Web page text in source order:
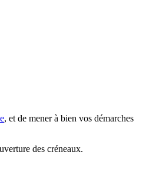
, et de mener à bien vos démarches
des créneaux.